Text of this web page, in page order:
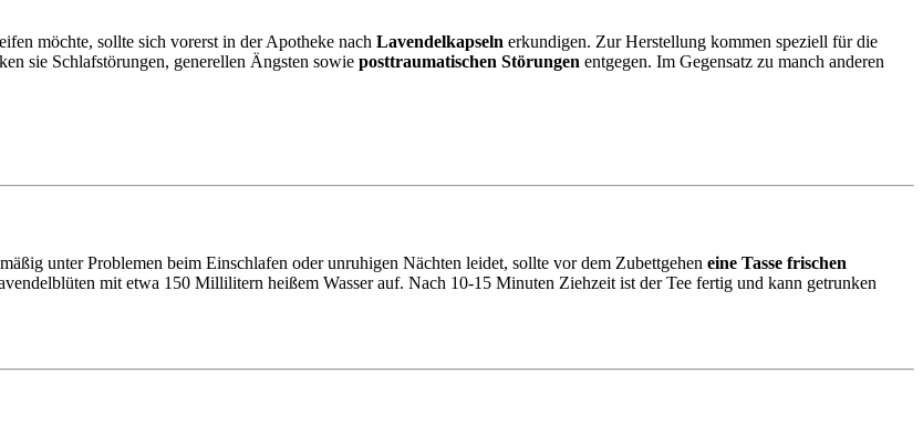
möchte, sollte sich vorerst in der Apotheke nach Lavendelkapseln erkundigen. Zur Herstellung kommen speziell für die
sie Schlafstörungen, generellen Ängsten sowie posttraumatischen Störungen entgegen. Im Gegensatz zu manch anderen
unter Problemen beim Einschlafen oder unruhigen Nächten leidet, sollte vor dem Zubettgehen eine Tasse frischen
mit etwa 150 Millilitern heißem Wasser auf. Nach 10-15 Minuten Ziehzeit ist der Tee fertig und kann getrunken